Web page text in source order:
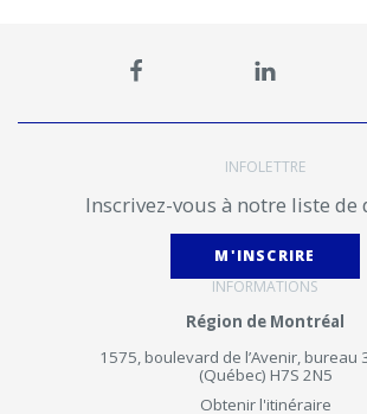
INFOLETTRE
Inscrivez-vous à notre liste
M'INSCRIRE
INFORMATIONS
Région de Montréal
1575, boulevard de l’Avenir, bureau
(Québec) H7S 2N5
Obtenir l'itinéraire